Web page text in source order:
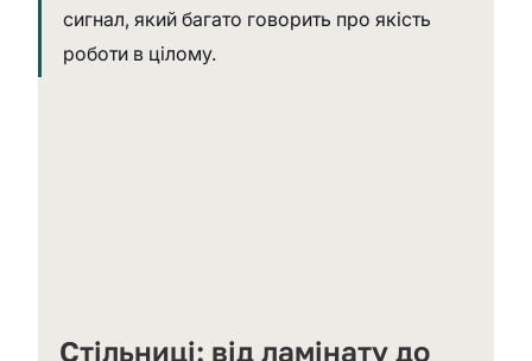
сигнал, який багато говорить про якість
роботи в цілому.
Стільниці: від ламінату до